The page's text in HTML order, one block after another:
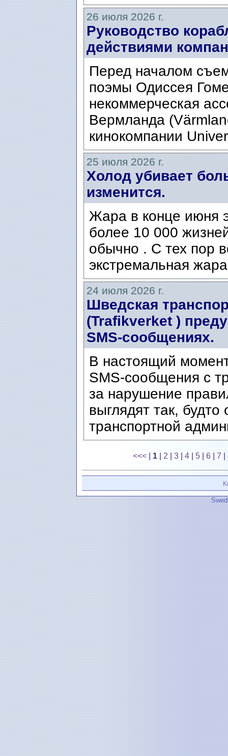
26 июля 2026 г.
Руководство
действиями
Перед началом
поэмы Одиссея
некоммерческая
Вермланда
кинокомпании
25 июля 2026 г.
Холод убивает
изменится.
Жара в конце июня
более 10 000
обычно . С тех пор
экстремальная
24 июля 2026 г.
Шведская
(Trafikverket )
SMS-сообщениях.
В настоящий
SMS-сообщения с
за нарушение
выглядят так,
транспортной
<<< 1 2 |3 |4 5 |6 |7 |